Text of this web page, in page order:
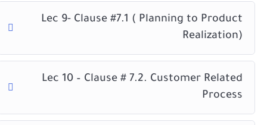
Lec 9- Clause #7.1 ( Planning to Product
Realization)
Lec 10 – Clause # 7.2. Customer Related
Process